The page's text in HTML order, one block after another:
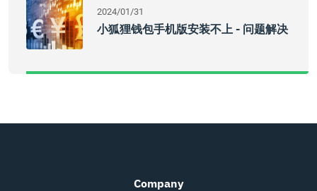
2024/01/31
小狐狸钱包手机版安装不上 - 问题解决
Company